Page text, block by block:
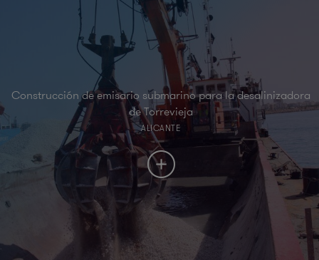
Construcción de emisario submarino para la desalinizadora
de Torrevieja
ALICANTE